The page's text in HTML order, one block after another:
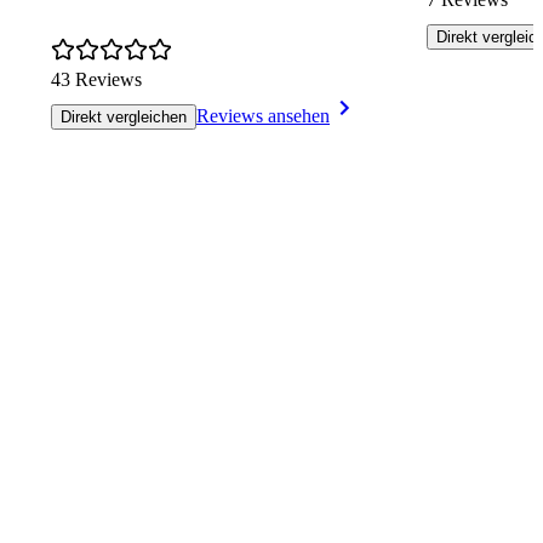
43 Reviews
Direkt vergleichen Reviews ansehen
Direkt